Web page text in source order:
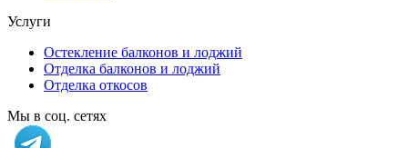
Услуги
Остекление балконов и лоджий
Отделка балконов и лоджий
Отделка откосов
Мы в соц. сетях